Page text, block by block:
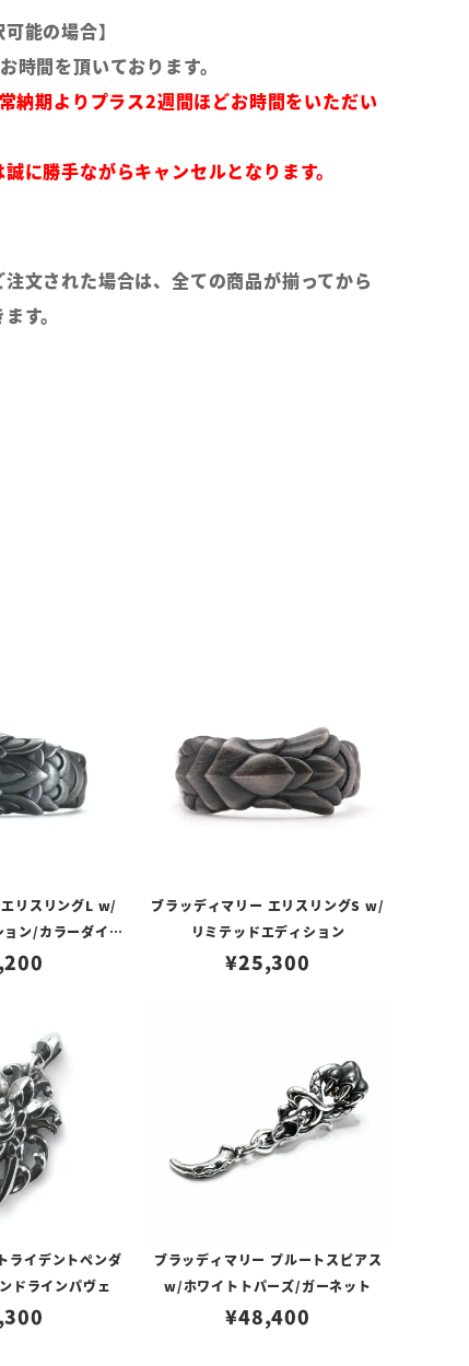
能の場合】
時間を頂いております。
納期よりプラス2週間ほどお時間をいただい
に勝手ながらキャンセルとなります。
文された場合は、全ての商品が揃ってから
す。
リスリングL w/
ョン/カラーダイヤ
ンパヴェ
ブラッディマリー エリスリングS w/
リミテッドエディション
¥25,300
ライデントペンダ
ドラインパヴェ
ブラッディマリー プルートスピアス
w/ホワイトトパーズ/ガーネット
¥48,400